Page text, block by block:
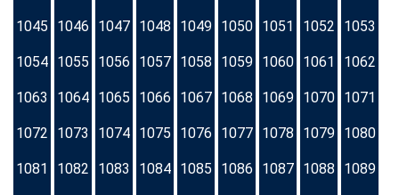
1045 1046 1047 1048 1049 1050 1051 1052 1053
1054 1055 1056 1057 1058 1059 1060 1061 1062
1063 1064 1065 1066 1067 1068 1069 1070 1071
1072 1073 1074 1075 1076 1077 1078 1079 1080
1081 1082 1083 1084 1085 1086 1087 1088 1089